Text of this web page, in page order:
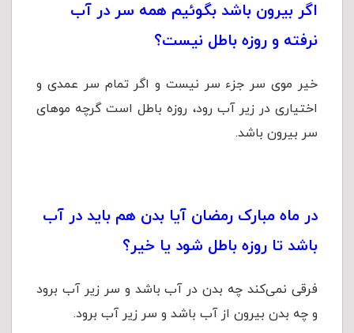
اگر بیرون باشد بگوئیم همه سر در آب
نرفته و روزه باطل نیست؟
خیر موی سر جزء سر نیست و اگر تمام سر عمدی و
اختیاری در زیر آب رود، روزه باطل است گرچه موهای
سر بیرون باشد.
در ماه مبارک رمضان آیا بدن هم باید در آب
باشد تا روزه باطل شود یا خیر؟
فرقی نمی‌کند چه بدن در آب باشد و سر زیر آب برود
و چه بدن بیرون از آب باشد و سر زیر آب برود.